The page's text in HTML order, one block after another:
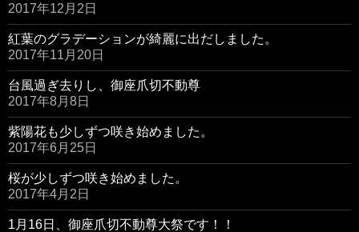
2017年12月2日
紅葉のグラデーションが綺麗に出だしました。
2017年11月20日
台風過ぎ去りし、御座爪切不動尊
2017年8月8日
紫陽花も少しずつ咲き始めました。
2017年6月25日
桜が少しずつ咲き始めました。
2017年4月2日
1月16日、御座爪切不動尊大祭です！！